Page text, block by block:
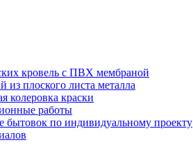
кровель с ПВХ мембраной
из плоского листа металла
колеровка краски
работы
бытовок по индивидуальному проекту